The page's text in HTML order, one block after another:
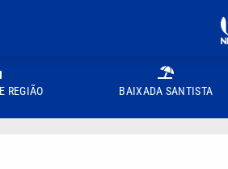
REGIÃO BAIXADA SANTISTA